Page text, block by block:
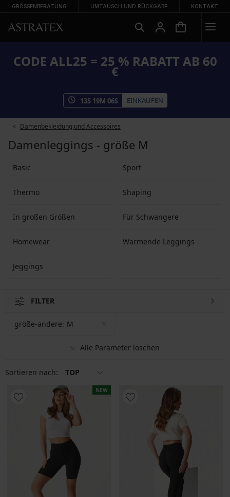
GRÖSSENBERATUNG UMTAUSCH UND RÜCKGABE KONTAKT
CODE ALL25 = 25 % RABATT AB 60
€
13S 19M 05S EINKAUFEN
Damenbekleidung und Accessoires
Damenleggings - größe M
Basic Sport
Thermo Shaping
In großen Größen Für Schwangere
Homewear Wärmende Leggings
Jeggings
FILTER
Alle Parameter löschen
größe-andere: M
Sortieren nach: TOP
NEW